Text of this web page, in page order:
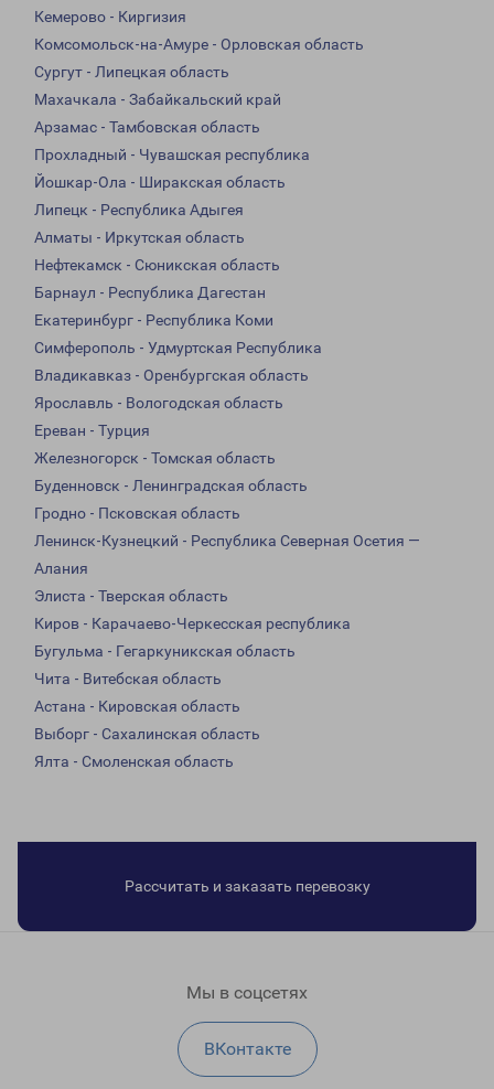
Кемерово - Киргизия
Комсомольск-на-Амуре - Орловская область
Сургут - Липецкая область
Махачкала - Забайкальский край
Арзамас - Тамбовская область
Прохладный - Чувашская республика
Йошкар-Ола - Ширакская область
Липецк - Республика Адыгея
Алматы - Иркутская область
Нефтекамск - Сюникская область
Барнаул - Республика Дагестан
Екатеринбург - Республика Коми
Симферополь - Удмуртская Республика
Владикавказ - Оренбургская область
Ярославль - Вологодская область
Ереван - Турция
Железногорск - Томская область
Буденновск - Ленинградская область
Гродно - Псковская область
Ленинск-Кузнецкий - Республика Северная Осетия —
Алания
Элиста - Тверская область
Киров - Карачаево-Черкесская республика
Бугульма - Гегаркуникская область
Чита - Витебская область
Астана - Кировская область
Выборг - Сахалинская область
Ялта - Смоленская область
Рассчитать и заказать перевозку
Мы в соцсетях
ВКонтакте